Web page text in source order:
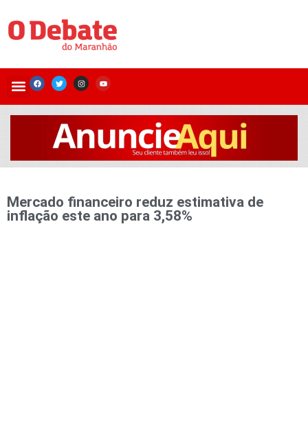
Mercado financeiro reduz estimativa de
inflação este ano para 3,58%